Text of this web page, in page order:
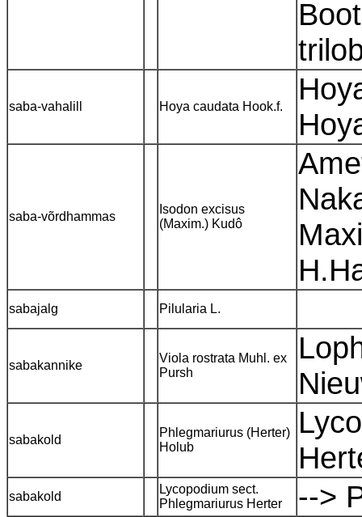
saba-vahalill Hoya caudata Hook.f.
saba-võrdhammas
Isodon excisus
(Maxim.) Kudô
sabajalg Pilularia L.
sabakannike
Viola rostrata Muhl. ex
Pursh
sabakold
Phlegmariurus (Herter)
Holub
sabakold
Lycopodium sect.
Phlegmariurus Herter
-->